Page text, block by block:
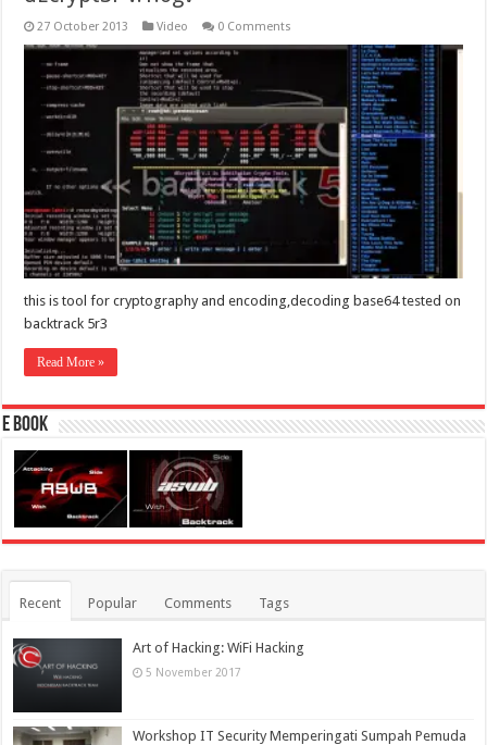
27 October 2013 Video 0 Comments
this is tool for cryptography and encoding,decoding base64 tested on
backtrack 5r3
Read More »
E Book
Recent Popular Comments Tags
Art of Hacking: WiFi Hacking
5 November 2017
Workshop IT Security Memperingati Sumpah Pemuda